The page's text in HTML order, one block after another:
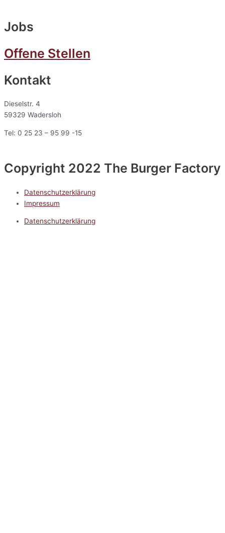
Jobs
Offene Stellen
Kontakt
Dieselstr. 4
59329 Wadersloh
Tel: 0 25 23 – 95 99 -15
Copyright 2022 The Burger Factory
Datenschutzerklärung
Impressum
Datenschutzerklärung